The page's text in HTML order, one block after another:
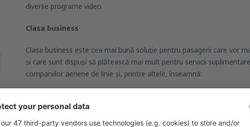
diverse programe video.
Clasa business
Clasa business este cea mai bună soluție pentru pasagerii care vor
și care sunt dispuși să plătească mai mult pentru servicii
companiilor aeriene de linie și, printre altele, înseamnă:
scaune ergonomice, cu mai mult spațiu pentru picioare
aduse în poziția orizontală.